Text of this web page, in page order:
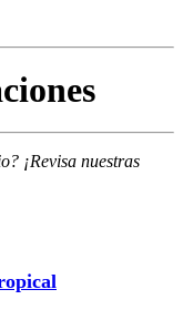
¡Revisa nuestras